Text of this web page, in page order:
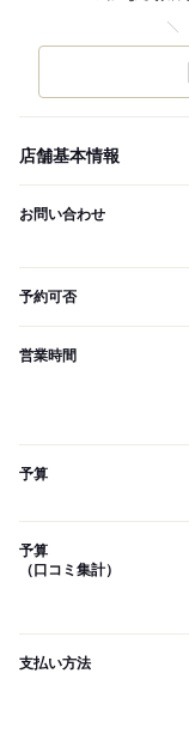
店舗基本情報
お問い合わせ
予約可否
営業時間
予算
予算
（口コミ集計）
支払い方法